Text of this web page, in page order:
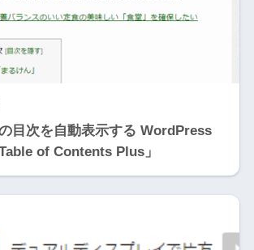
目次を自動表示する WordPress
of Contents Plus」